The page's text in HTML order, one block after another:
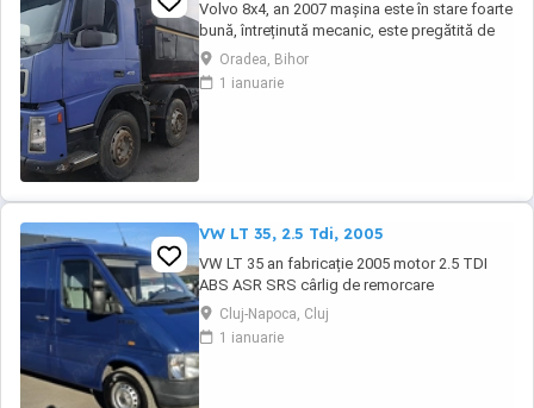
Volvo 8x4, an 2007 mașina este în stare foarte
bună, întreținută mecanic, este pregătită de
lucru. Ofer fiscal Preț negociabil 36500 eur
Detalii la tel :
Oradea, Bihor
1 ianuarie
VW LT 35, 2.5 Tdi, 2005
VW LT 35 an fabricație 2005 motor 2.5 TDI
ABS ASR SRS cârlig de remorcare
Cluj-Napoca, Cluj
1 ianuarie